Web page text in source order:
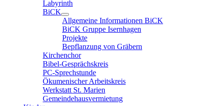
Labyrinth
BiCK
Allgemeine Informationen BiCK
BiCK Gruppe Isernhagen
Projekte
Bepflanzung von Gräbern
Kirchenchor
Bibel-Gesprächskreis
PC-Sprechstunde
Ökumenischer Arbeitskreis
Werkstatt St. Marien
Gemeindehausvermietung